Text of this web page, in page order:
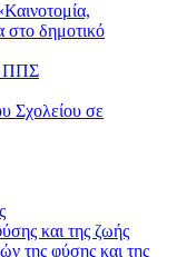
στο δημοτικό
ΠΠΣ
Σχολείου σε
και της ζωής
της φύσης και της